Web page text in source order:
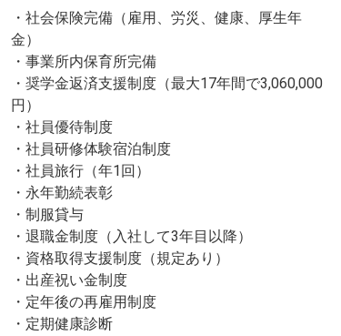
・社会保険完備（雇用、労災、健康、厚生年
金）
・事業所内保育所完備
・奨学金返済支援制度（最大17年間で3,060,000
円）
・社員優待制度
・社員研修体験宿泊制度
・社員旅行（年1回）
・永年勤続表彰
・制服貸与
・退職金制度（入社して3年目以降）
・資格取得支援制度（規定あり）
・出産祝い金制度
・定年後の再雇用制度
・定期健康診断